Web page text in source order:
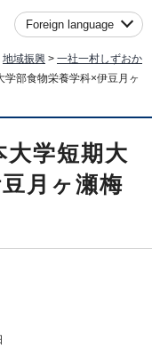
Foreign language
地域振興 > 一社一村しずおか
部食物栄養学科×伊豆月ヶ
学短期大
月ヶ瀬梅